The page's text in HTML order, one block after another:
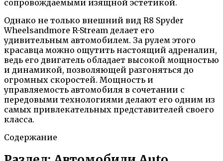
сопровождаемыми изящной эстетикой.
Однако не только внешний вид R8 Spyder
Wheelsandmore R-Stream делает его
удивительным автомобилем. За рулем этого
красавца можно ощутить настоящий адреналин,
ведь его двигатель обладает высокой мощностью
и динамикой, позволяющей разгоняться до
огромных скоростей. Мощность и
управляемость автомобиля в сочетании с
передовыми технологиями делают его одним из
самых привлекательных представителей своего
класса.
Содержание